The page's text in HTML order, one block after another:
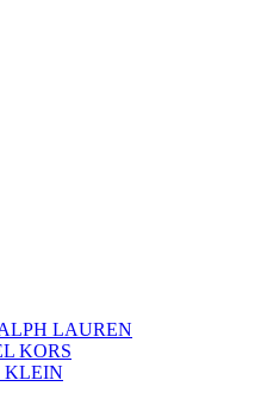
LAUREN
KORS
KLEIN